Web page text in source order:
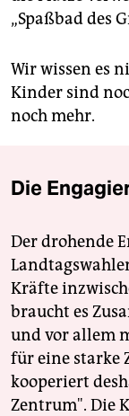
„Spaßbad des
Wir wissen es
Kinder sind
noch mehr.
Die
Der drohende
Kräfte
braucht es
und vor allem
für eine starke
kooperiert
Zentrum". Die